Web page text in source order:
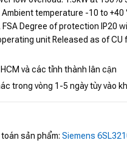
temperature -10 to +40
FSA Degree of protection IP20
unit Released as of CU
và các tỉnh thành lân cận
trong vòng 1-5 ngày tùy vào
sản phẩm: Siemens